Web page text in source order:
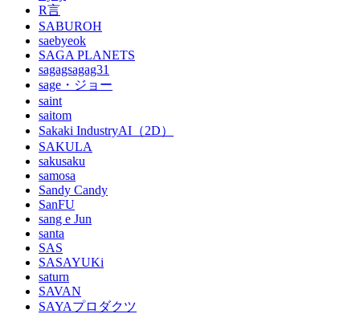
R言
SABUROH
saebyeok
SAGA PLANETS
sagagsagag31
sage・ジョー
saint
saitom
Sakaki IndustryAI（2D）
SAKULA
sakusaku
samosa
Sandy Candy
SanFU
sang e Jun
santa
SAS
SASAYUKi
saturn
SAVAN
SAYAプロダクツ